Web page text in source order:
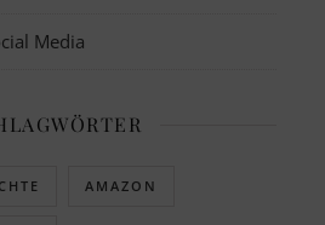
Media
AMAZON